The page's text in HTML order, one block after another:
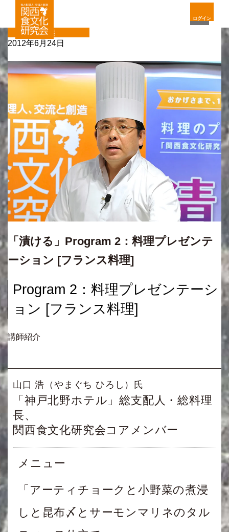
ログイン
定期
2012年6月24日
「漬ける」Program 2：料理プレゼンテ
ーション [フランス料理]
Program 2：料理プレゼンテーシ
ョン [フランス料理]
講師紹介
山口 浩（やまぐち ひろし）氏
「神戸北野ホテル」総支配人・総料理
長、
関西食文化研究会コアメンバー
メニュー
「アーティチョークと小野菜の煮浸
しと昆布〆とサーモンマリネのタル